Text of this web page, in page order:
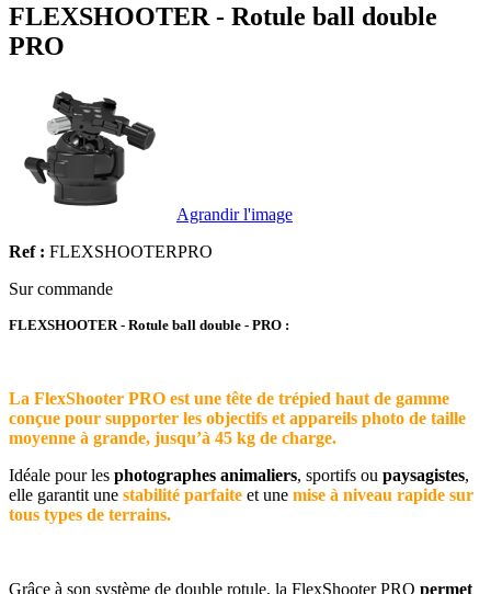
FLEXSHOOTER - Rotule ball double
PRO
Agrandir l'image
Ref : FLEXSHOOTERPRO
Sur commande
FLEXSHOOTER - Rotule ball double - PRO :
La FlexShooter PRO est une tête de trépied haut de gamme
conçue pour supporter les objectifs et appareils photo de taille
moyenne à grande, jusqu’à 45 kg de charge.
Idéale pour les photographes animaliers, sportifs ou paysagistes,
elle garantit une stabilité parfaite et une mise à niveau rapide sur
tous types de terrains.
Grâce à son système de double rotule, la FlexShooter PRO permet